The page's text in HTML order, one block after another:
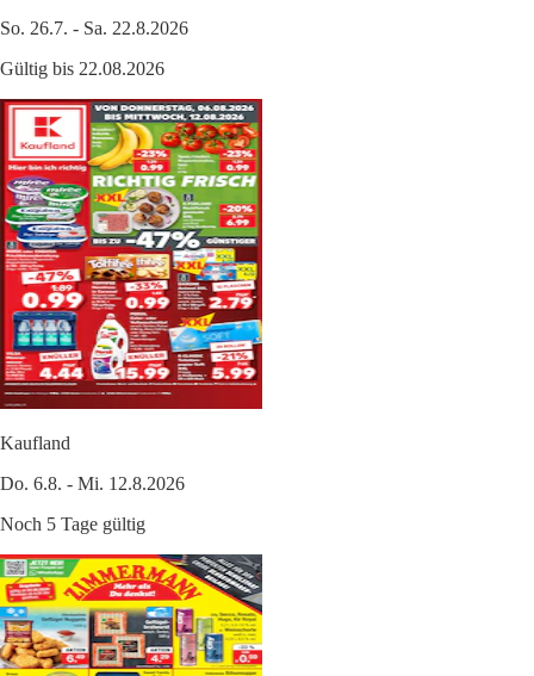
So. 26.7. - Sa. 22.8.2026
Gültig bis 22.08.2026
Kaufland
Do. 6.8. - Mi. 12.8.2026
Noch 5 Tage gültig